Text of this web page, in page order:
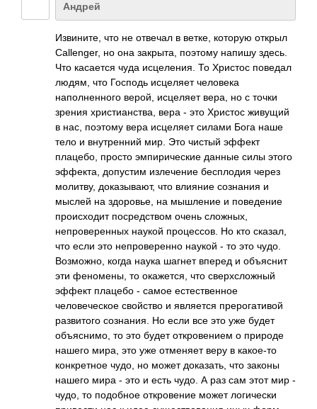
Андрей
Извините, что не отвечал в ветке, которую открыл
Callenger, но она закрыта, поэтому напишу здесь.
Что касается чуда исцеления. То Христос поведал
людям, что Господь исцеляет человека
наполненного верой, исцеляет вера, но с точки
зрения христианства, вера - это Христос живущий
в нас, поэтому вера исцеляет силами Бога наше
тело и внутренний мир. Это чистый эффект
плацебо, просто эмпирические данные силы этого
эффекта, допустим излечение бесплодия через
молитву, доказывают, что влияние сознания и
мыслей на здоровье, на мышление и поведение
происходит посредством очень сложных,
непроверенных наукой процессов. Но кто сказал,
что если это непроверенно наукой - то это чудо.
Возможно, когда наука шагнет вперед и объяснит
эти феномены, то окажется, что сверхсложный
эффект плацебо - самое естественное
человеческое свойство и является прерогативой
развитого сознания. Но если все это уже будет
объяснимо, то это будет откровением о природе
нашего мира, это уже отменяет веру в какое-то
конкретное чудо, но может доказать, что законы
нашего мира - это и есть чудо. А раз сам этот мир -
чудо, то подобное откровение может логически